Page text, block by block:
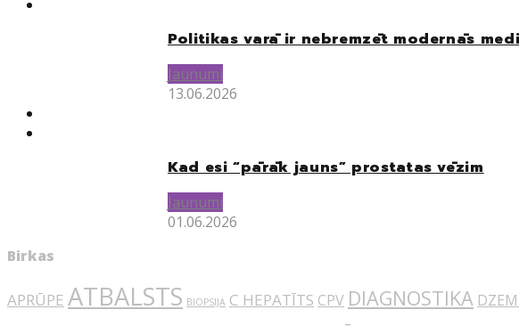
Politikas varā ir nebremzēt modernās
Jaunumi
13.06.2026
Kad esi “pārāk jauns” prostatas vēzim
Jaunumi
01.06.2026
Birkas
APRŪPE ATBALSTS BIOPSIJA C HEPATĪTS CPV DIAGNOSTIKA